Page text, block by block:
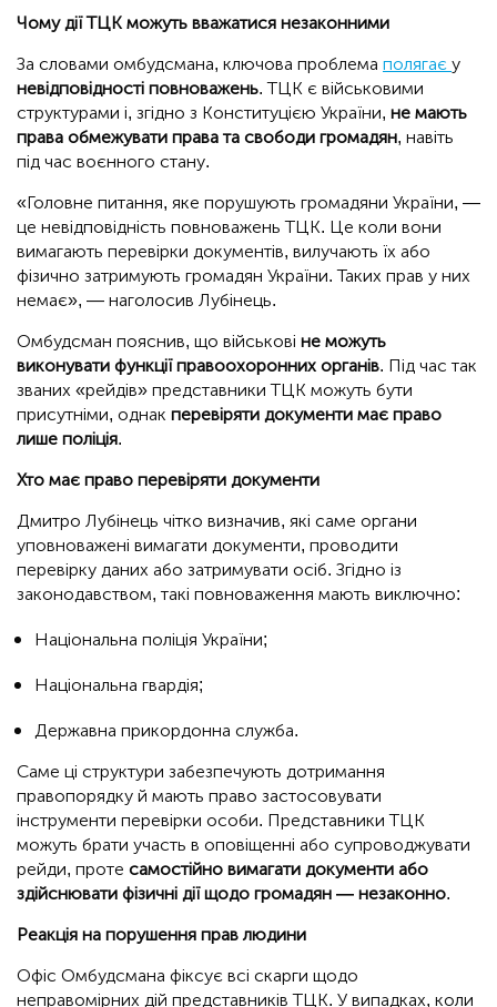
Чому дії ТЦК можуть вважатися незаконними
За словами омбудсмана, ключова проблема полягає у
невідповідності повноважень. ТЦК є військовими
структурами і, згідно з Конституцією України, не мають
права обмежувати права та свободи громадян, навіть
під час воєнного стану.
«Головне питання, яке порушують громадяни України, —
це невідповідність повноважень ТЦК. Це коли вони
вимагають перевірки документів, вилучають їх або
фізично затримують громадян України. Таких прав у них
немає», — наголосив Лубінець.
Омбудсман пояснив, що військові не можуть
виконувати функції правоохоронних органів. Під час так
званих «рейдів» представники ТЦК можуть бути
присутніми, однак перевіряти документи має право
лише поліція.
Хто має право перевіряти документи
Дмитро Лубінець чітко визначив, які саме органи
уповноважені вимагати документи, проводити
перевірку даних або затримувати осіб. Згідно із
законодавством, такі повноваження мають виключно:
Національна поліція України;
Національна гвардія;
Державна прикордонна служба.
Саме ці структури забезпечують дотримання
правопорядку й мають право застосовувати
інструменти перевірки особи. Представники ТЦК
можуть брати участь в оповіщенні або супроводжувати
рейди, проте самостійно вимагати документи або
здійснювати фізичні дії щодо громадян — незаконно.
Реакція на порушення прав людини
Офіс Омбудсмана фіксує всі скарги щодо
неправомірних дій представників ТЦК. У випадках, коли